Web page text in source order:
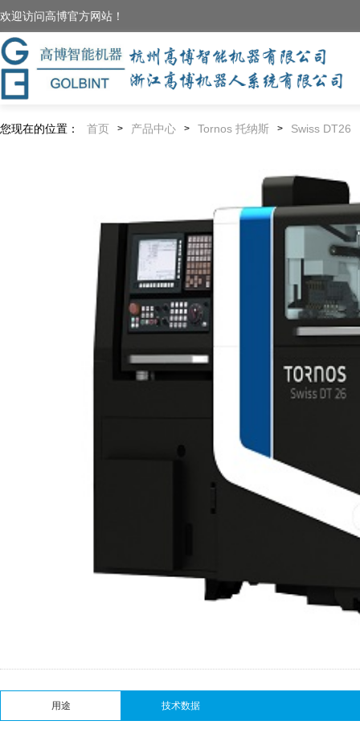
欢迎访问高博官方网站！
您现在的位置： 首页 > 产品中心 > Tornos 托纳斯 > Swiss DT26
用途 技术数据